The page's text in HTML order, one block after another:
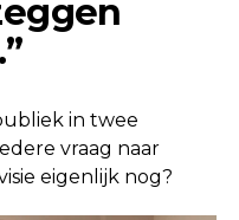
in twee
vraag naar
eigenlijk nog?